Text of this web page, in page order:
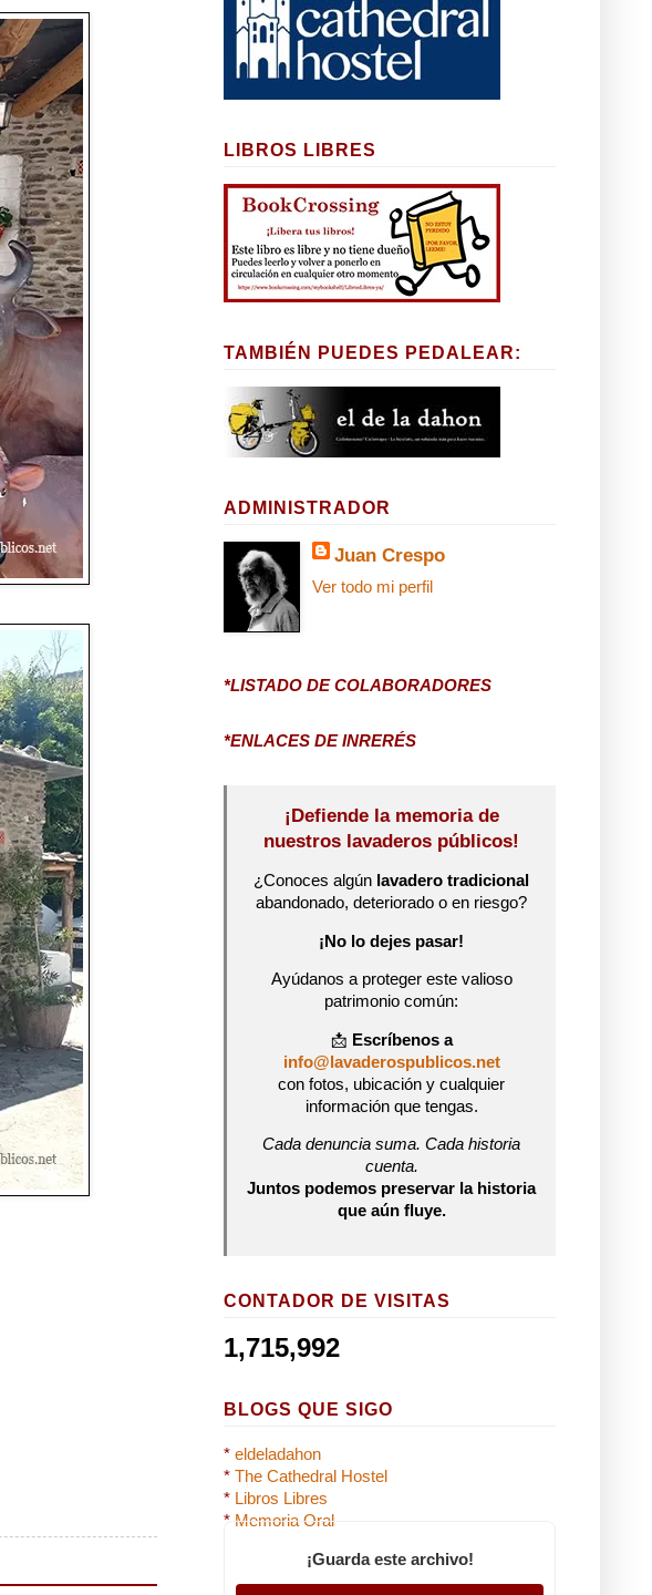
LIBROS LIBRES
TAMBIÉN PUEDES PEDALEAR:
ADMINISTRADOR
Juan Crespo
Ver todo mi perfil
*LISTADO DE COLABORADORES
*ENLACES DE INRERÉS
¡Defiende la memoria de
nuestros lavaderos públicos!
¿Conoces algún lavadero tradicional
abandonado, deteriorado o en riesgo?
¡No lo dejes pasar!
Ayúdanos a proteger este valioso
patrimonio común:
📩 Escríbenos a
info@lavaderospublicos.net
con fotos, ubicación y cualquier
información que tengas.
Cada denuncia suma. Cada historia
cuenta.
Juntos podemos preservar la historia
que aún fluye.
CONTADOR DE VISITAS
1,715,992
BLOGS QUE SIGO
* eldeladahon
* The Cathedral Hostel
* Libros Libres
* Memoria Oral
¡Guarda este archivo!